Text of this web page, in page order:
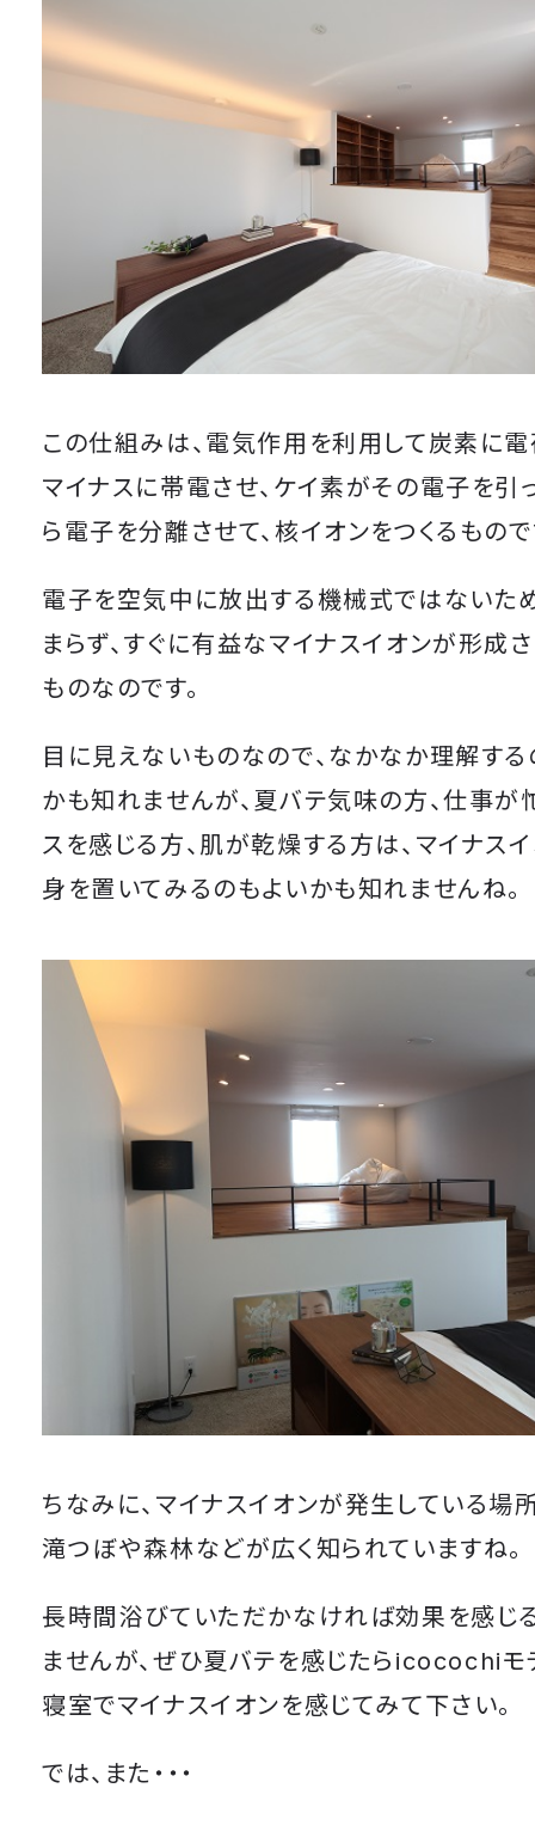
この仕組みは、電気作用を利用して炭素に
マイナスに帯電させ、ケイ素がその電子を引
ら電子を分離させて、核イオンをつくるもので
電子を空気中に放出する機械式ではないた
まらず、すぐに有益なマイナスイオンが形成
ものなのです。
目に見えないものなので、なかなか理解す
かも知れませんが、夏バテ気味の方、仕事が
スを感じる方、肌が乾燥する方は、マイナス
身を置いてみるのもよいかも知れませんね。
ちなみに、マイナスイオンが発生している場
滝つぼや森林などが広く知られていますね。
長時間浴びていただかなければ効果を感じ
ませんが、ぜひ夏バテを感じたらicocochiモ
寝室でマイナスイオンを感じてみて下さい。
では、また・・・